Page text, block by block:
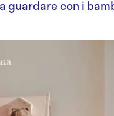
guardare con i